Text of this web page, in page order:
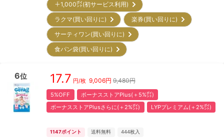
＋1,000㌽(初サービス利用)
ラクマ(買い回りに)
楽券(買い回りに)
サーティワン(買い回りに)
食パン袋(買い回りに)
6位 17.7 円/枚 9,006円 9,480円
5%OFF
ボーナスストアPlus(＋5%㌽)
ボーナスストアPlusさらに(＋2%㌽)
LYPプレミアム(＋2%㌽)
1147ポイント 送料無料 444枚入